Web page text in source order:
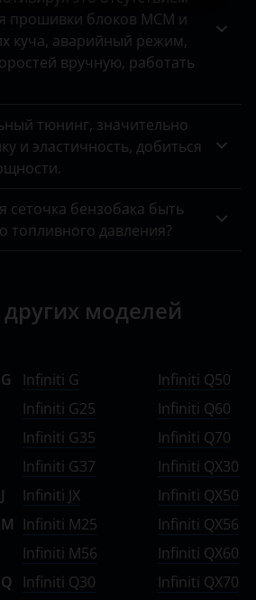
прошивки блоков MCM и
куча, аварийный режим,
вручную, работать
тюнинг, значительно
и эластичность, добиться
сеточка бензобака быть
топливного давления?
моделей
G
Infiniti G
Infiniti G25
Infiniti G35
Infiniti G37
J
Infiniti JX
M Infiniti M25
Infiniti M56
Q
Infiniti Q30
Infiniti Q50
Infiniti Q60
Infiniti Q70
Infiniti QX30
Infiniti QX50
Infiniti QX56
Infiniti QX60
Infiniti QX70